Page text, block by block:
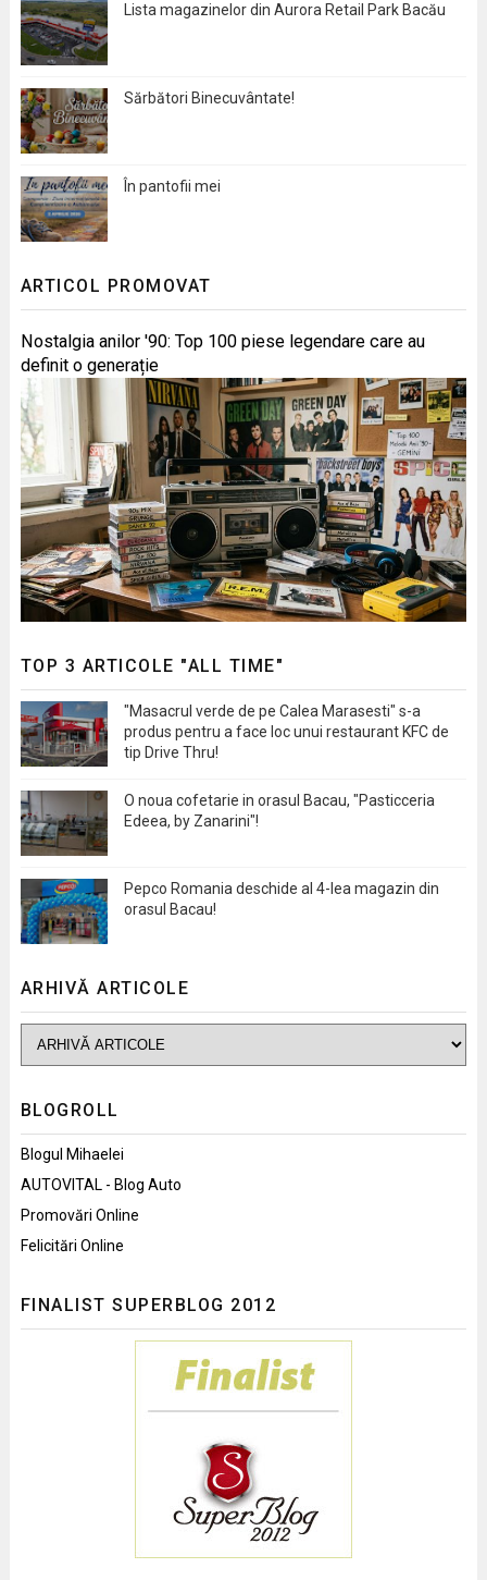
Lista magazinelor din Aurora Retail Park Bacău
Sărbători Binecuvântate!
În pantofii mei
ARTICOL PROMOVAT
Nostalgia anilor '90: Top 100 piese legendare care au
definit o generație
TOP 3 ARTICOLE "ALL TIME"
"Masacrul verde de pe Calea Marasesti" s-a
produs pentru a face loc unui restaurant KFC de
tip Drive Thru!
O noua cofetarie in orasul Bacau, "Pasticceria
Edeea, by Zanarini"!
Pepco Romania deschide al 4-lea magazin din
orasul Bacau!
ARHIVĂ ARTICOLE
BLOGROLL
Blogul Mihaelei
AUTOVITAL - Blog Auto
Promovări Online
Felicitări Online
FINALIST SUPERBLOG 2012